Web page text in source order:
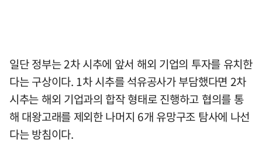
일단 정부는 2차 시추에 앞서 해외 기업의 투자를 유치한
다는 구상이다. 1차 시추를 석유공사가 부담했다면 2차
시추는 해외 기업과의 합작 형태로 진행하고 협의를 통
해 대왕고래를 제외한 나머지 6개 유망구조 탐사에 나선
다는 방침이다.